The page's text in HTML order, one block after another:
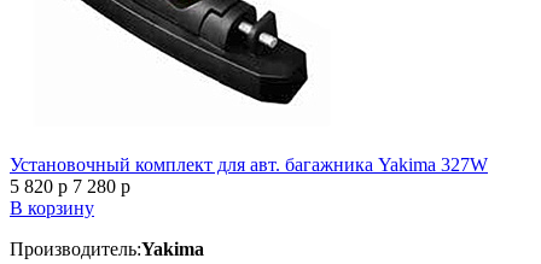
Установочный комплект для авт. багажника Yakima 327W
5 820 p 7 280 p
В корзину
Производитель:Yakima